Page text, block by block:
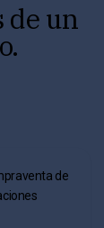
de un
de